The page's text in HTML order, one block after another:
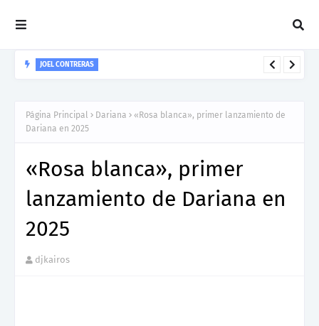
JOEL CONTRERAS
Página Principal Dariana
«Rosa blanca», primer lanzamiento de
Dariana en 2025
«Rosa blanca», primer
lanzamiento de Dariana en
2025
djkairos